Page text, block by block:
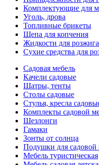
Комплектующие для
Уголь, дрова
Топливные брикеты
Щепа для копчения
Жидкости для розжига
Сухие средства для
Садовая мебель
Качели садовые
Шатры, тенты
Столы садовые
Стулья, кресла
Комплекты садовой
Шезлонги
Гамаки
Зонты от солнца
Подушки для садовой
Мебель туристическая